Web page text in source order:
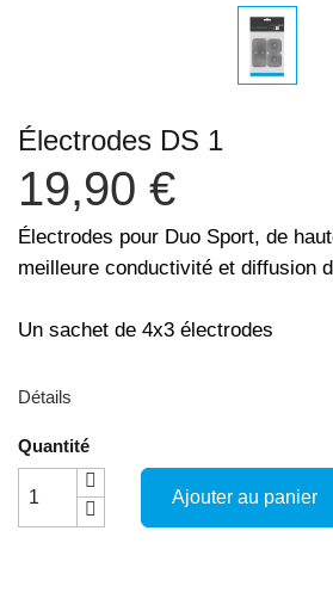
Électrodes DS 1
19,90 €
Électrodes pour Duo Sport, de
meilleure conductivité et diffusion
Un sachet de 4x3 électrodes
Détails
Quantité
Ajouter au panier